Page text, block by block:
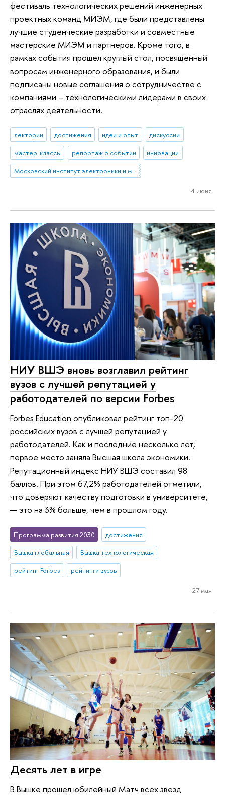
фестиваль технологических решений инженерных
проектных команд МИЭМ, где были представлены
лучшие студенческие разработки и совместные
мастерские МИЭМ и партнеров. Кроме того, в
рамках события прошел круглый стол, посвященный
вопросам инженерного образования, и были
подписаны новые соглашения о сотрудничестве с
компаниями – технологическими лидерами в своих
отраслях деятельности.
лектории достижения идеи и опыт
дискуссии
мастер-классы
репортаж о событии
инновации
Московский институт электроники и математики им. А.Н. Тихонова
4 июня
НИУ ВШЭ вновь возглавил рейтинг
вузов с лучшей репутацией у
работодателей по версии Forbes
Forbes Education опубликовал рейтинг топ-20
российских вузов с лучшей репутацией у
работодателей. Как и последние несколько лет,
первое место заняла Высшая школа экономики.
Репутационный индекс НИУ ВШЭ составил 98
баллов. При этом 67,2% работодателей отметили,
что доверяют качеству подготовки в университете,
— это на 3% больше, чем в прошлом году.
Программа развития 2030
достижения
Вышка глобальная
Вышка технологическая
рейтинг Forbes
рейтинги вузов
27 мая
Десять лет в игре
В Вышке прошел юбилейный Матч всех звезд